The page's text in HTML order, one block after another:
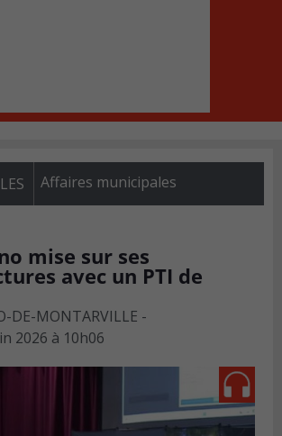
Affaires municipales
mise sur ses
avec un PTI de
DE-MONTARVILLE -
2026 à 10h06